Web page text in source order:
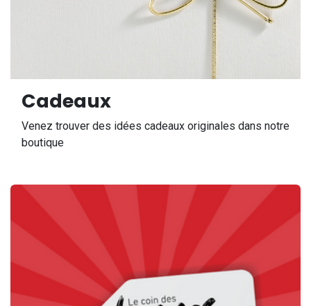
Cadeaux
Venez trouver des idées cadeaux originales dans notre
boutique